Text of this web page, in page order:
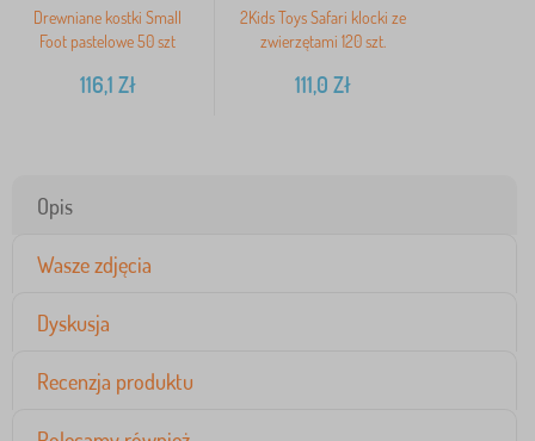
Drewniane kostki Small
Foot pastelowe 50 szt
116,1 Zł
2Kids Toys Safari klocki ze
zwierzętami 120 szt.
111,0 Zł
Opis
Wasze zdjęcia
Dyskusja
Recenzja produktu